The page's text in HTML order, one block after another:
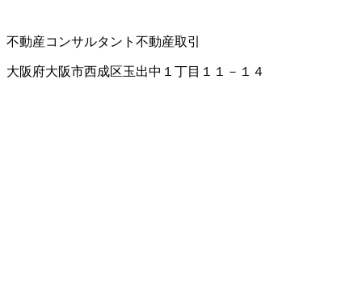
不動産コンサルタント 不動産取引
大阪府大阪市西成区玉出中１丁目１１－１４